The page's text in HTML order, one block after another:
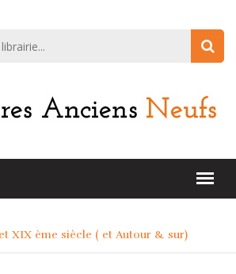
XIX ème siècle ( et Autour & sur)